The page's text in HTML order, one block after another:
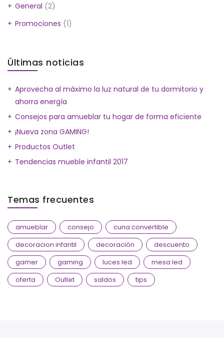
General (2)
Promociones (1)
Últimas noticias
Aprovecha al máximo la luz natural de tu dormitorio y
ahorra energía
Consejos para amueblar tu hogar de forma eficiente
¡Nueva zona GAMING!
Productos Outlet
Tendencias mueble infantil 2017
Temas frecuentes
amueblar consejo
cuna convertible
decoracion infantil
decoración
descuento
gamer
gaming luces led
mesa led
oferta
Outlet saldos tips